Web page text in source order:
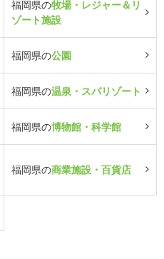
福岡県の牧場・レジャー＆リ
ゾート施設
福岡県の公園
福岡県の温泉・スパリゾート
福岡県の博物館・科学館
福岡県の商業施設・百貨店